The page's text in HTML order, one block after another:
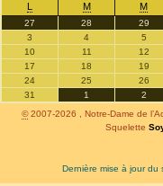
M M
27 28 29
3
4 5
10
11 12
17
18 19
24
25 26
31
1 2
©2007-2026 , Notre-Dame de
Squelette
Dernière mise à jour